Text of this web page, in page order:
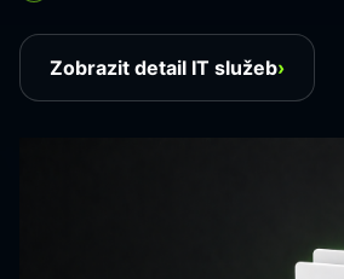
Zobrazit detail IT služeb›